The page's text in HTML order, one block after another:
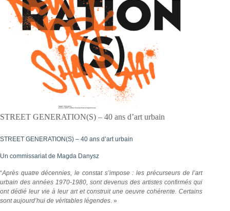
STREET GENERATION(S) – 40 ans d’art urbain
STREET GENERATION(S) – 40 ans d’art urbain
Un commissariat de Magda Danysz
“Après quatre décennies, le constat s’impose : les précurseurs de l’art
urbain des années 1970-1980, sont devenus des artistes confirmés qui
ont dédié leur vie à leur art et construit une oeuvre cohérente. Certains
sont aujourd’hui de véritables légendes. »